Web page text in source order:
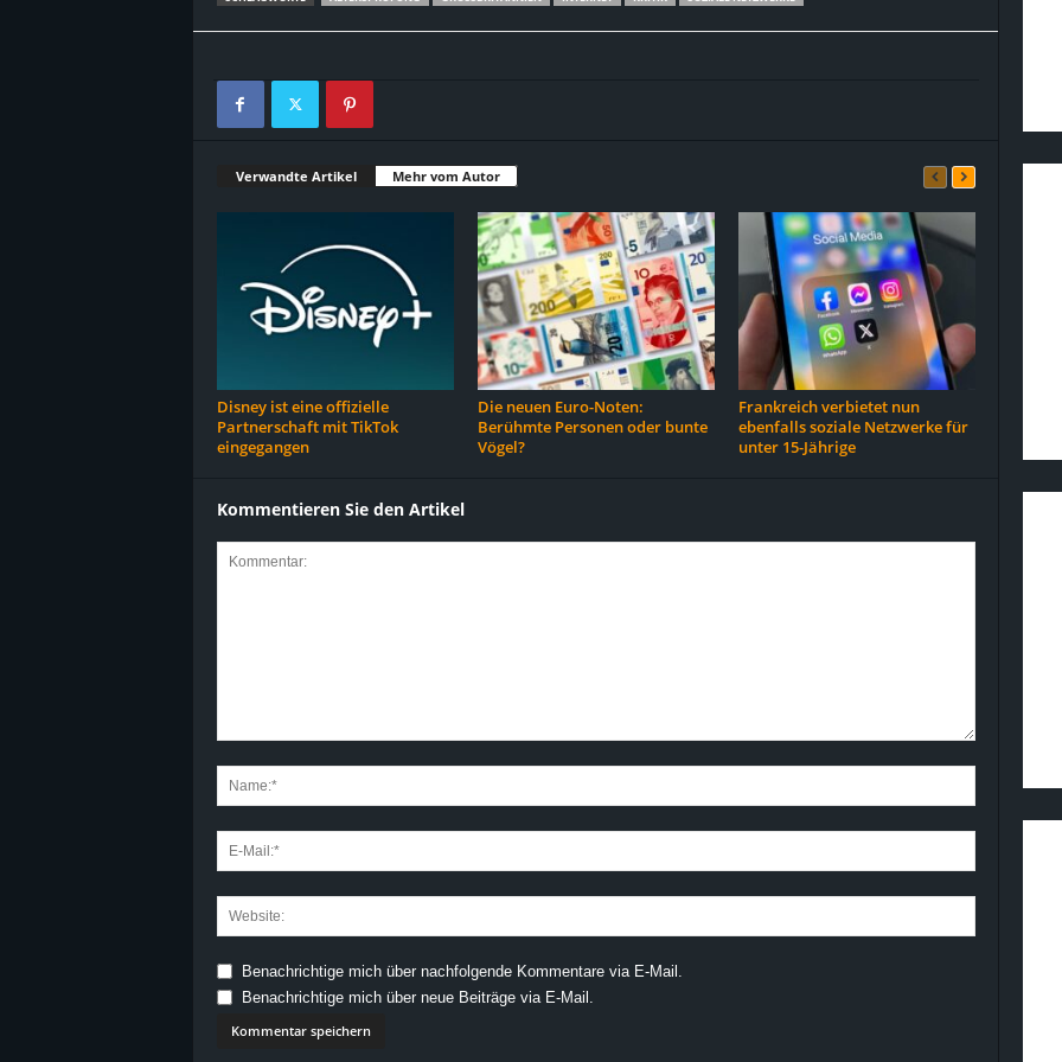
Verwandte Artikel Mehr vom Autor
Disney ist eine offizielle
Partnerschaft mit TikTok
eingegangen
Die neuen Euro-Noten:
Berühmte Personen oder bunte
Vögel?
Frankreich verbietet nun
ebenfalls soziale Netzwerke für
unter 15-Jährige
Kommentieren Sie den Artikel
Benachrichtige mich über nachfolgende Kommentare via E-Mail.
Benachrichtige mich über neue Beiträge via E-Mail.